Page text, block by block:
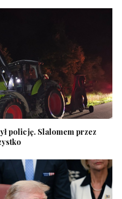
policję. Slalomem przez